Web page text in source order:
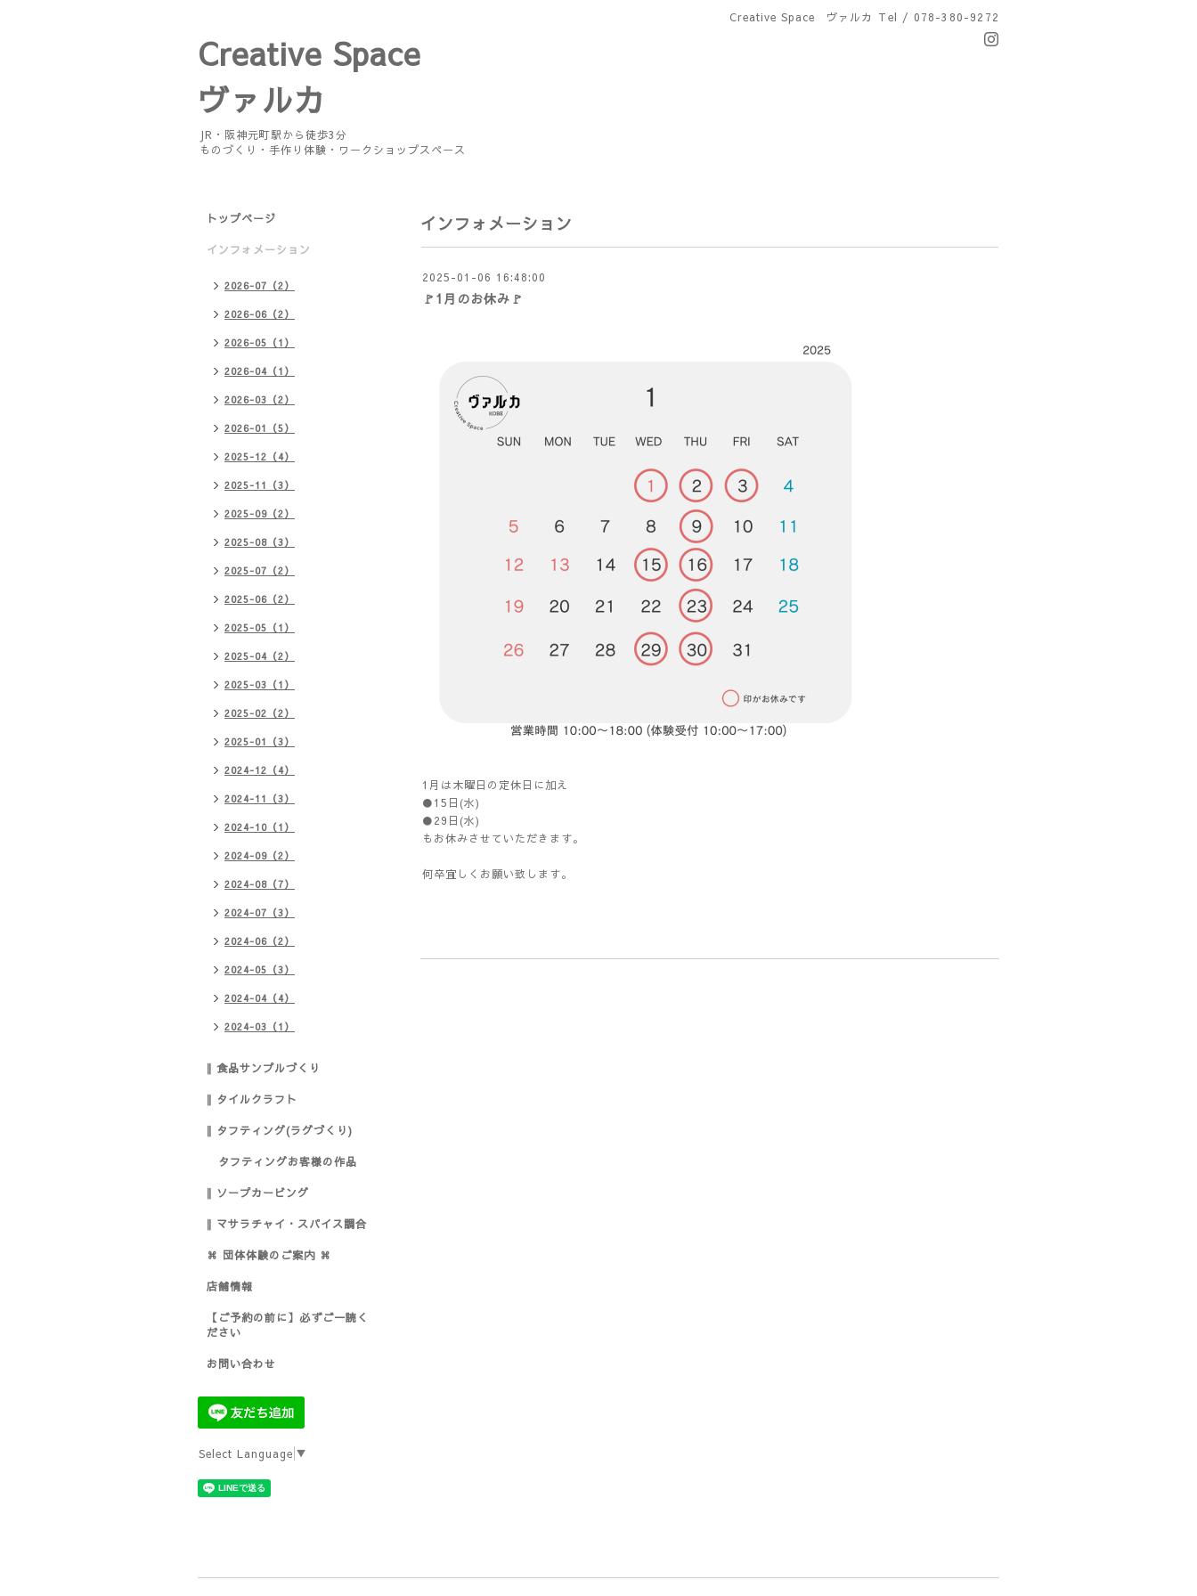
Creative Space ヴァルカ Tel / 078-380-9272
Creative Space
ヴァルカ
JR・阪神元町駅から徒歩3分
ものづくり・手作り体験・ワークショップスペース
インフォメーション
2025-01-06 16:48:00
🚩1月のお休み🚩
1月は木曜日の定休日に加え
●15日(水)
●29日(水)
もお休みさせていただきます。
何卒宜しくお願い致します。
トップページ
インフォメーション
2026-07（2）
2026-06（2）
2026-05（1）
2026-04（1）
2026-03（2）
2026-01（5）
2025-12（4）
2025-11（3）
2025-09（2）
2025-08（3）
2025-07（2）
2025-06（2）
2025-05（1）
2025-04（2）
2025-03（1）
2025-02（2）
2025-01（3）
2024-12（4）
2024-11（3）
2024-10（1）
2024-09（2）
2024-08（7）
2024-07（3）
2024-06（2）
2024-05（3）
2024-04（4）
2024-03（1）
‖ 食品サンプルづくり
‖ タイルクラフト
‖ タフティング(ラグづくり)
タフティングお客様の作品
‖ ソープカービング
‖ マサラチャイ・スパイス調合
⌘ 団体体験のご案内 ⌘
店舗情報
【ご予約の前に】必ずご一読く
ださい
お問い合わせ
Select Language ▼